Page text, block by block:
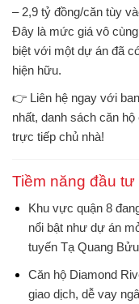
– 2,9 tỷ đồng/căn tùy
Đây là mức giá vô
biệt với một dự án đã
hiện hữu.
👉 Liên hệ ngay với
nhất, danh sách căn
trực tiếp chủ nhà!
Tiềm năng đầu
Khu vực quận 8
nổi bật như dự án
tuyến Tạ Quang
Căn hộ Diamond
giao dịch, dễ vay